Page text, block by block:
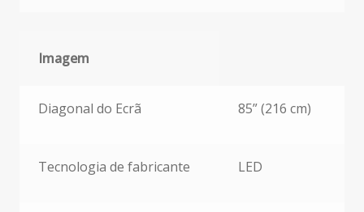
Imagem
Diagonal do Ecrã 85” (216 cm)
Tecnologia de fabricante LED